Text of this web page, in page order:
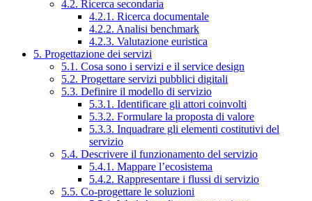
4.2. Ricerca secondaria
4.2.1. Ricerca documentale
4.2.2. Analisi benchmark
4.2.3. Valutazione euristica
5. Progettazione dei servizi
5.1. Cosa sono i servizi e il service design
5.2. Progettare servizi pubblici digitali
5.3. Definire il modello di servizio
5.3.1. Identificare gli attori coinvolti
5.3.2. Formulare la proposta di valore
5.3.3. Inquadrare gli elementi costitutivi del
servizio
5.4. Descrivere il funzionamento del servizio
5.4.1. Mappare l’ecosistema
5.4.2. Rappresentare i flussi di servizio
5.5. Co-progettare le soluzioni